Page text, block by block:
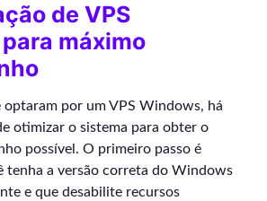
de VPS
máximo
optaram por um VPS Windows, há
otimizar o sistema para obter o
possível. O primeiro passo é
tenha a versão correta do Windows
e que desabilite recursos